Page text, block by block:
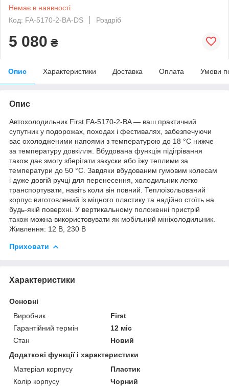
Немає в наявності
Код: FA-5170-2-BA-DS
Роздріб
5 080 ₴
Опис Характеристики Доставка Оплата Умови
Опис
Автохолодильник First FA-5170-2-BA — ваш практичний
супутник у подорожах, походах і фестивалях, забезпечуючи
вас охолодженими напоями з температурою до 18 °C нижче
за температуру довкілля. Вбудована функція підігрівання
також дає змогу зберігати закуски або їжу теплими за
температури до 50 °C. Завдяки вбудованим гумовим колесам
і дуже довгій ручці для перенесення, холодильник легко
транспортувати, навіть коли він повний. Теплоізольований
корпус виготовлений із міцного пластику та надійно стоїть на
будь-якій поверхні. У вертикальному положенні пристрій
також можна використовувати як мобільний мініхолодильник.
Живлення: 12 В, 230 В
Приховати
Характеристики
Основні
Виробник
First
Гарантійний термін
12 міс
Стан
Новий
Додаткові функції і характеристики
Матеріал корпусу
Пластик
Колір корпусу
Чорний